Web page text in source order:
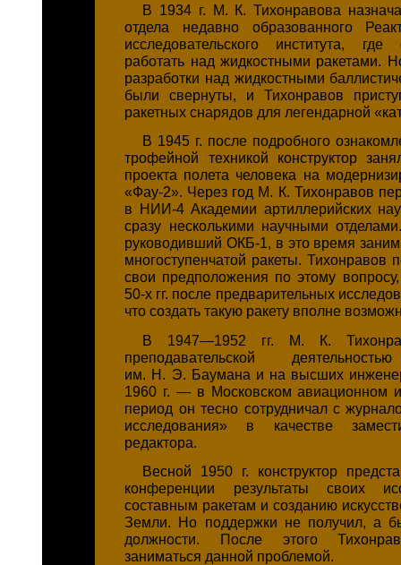
В 1934 г. М. К. Тихонравова
отдела недавно образованного
исследовательского института,
работать над жидкостными ракетами.
разработки над жидкостными
были свернуты, и Тихонравов
ракетных снарядов для легендарной
В 1945 г. после подробного
трофейной техникой конструктор
проекта полета человека на
«Фау-2». Через год М. К. Тихонравов
в НИИ-4 Академии артиллерийских
сразу несколькими научными
руководивший ОКБ-1, в это время
многоступенчатой ракеты. Тихонравов
свои предположения по этому
50-х гг. после предварительных
что создать такую ракету вполне
В 1947—1952 гг. М. К.
преподавательской
им. Н. Э. Баумана и на высших
1960 г. — в Московском авиационном
период он тесно сотрудничал с
исследования» в качестве
редактора.
Весной 1950 г. конструктор
конференции результаты своих
составным ракетам и созданию
Земли. Но поддержки не получил, а
должности. После этого
заниматься данной проблемой.